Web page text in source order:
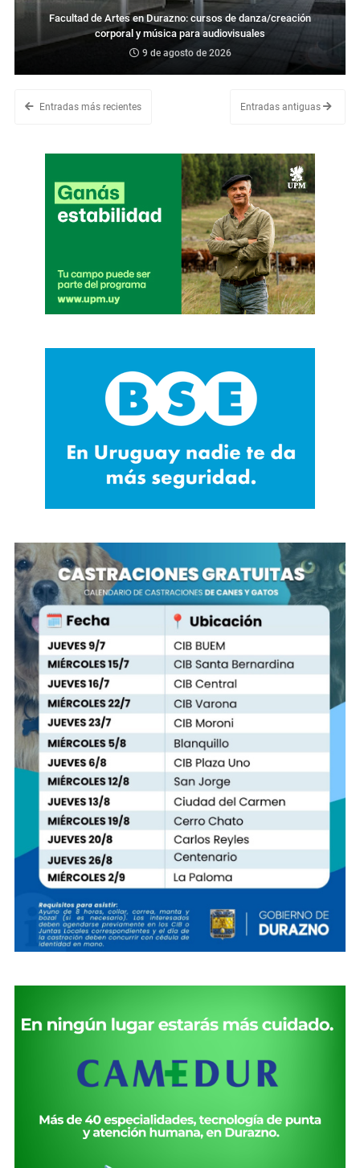
Facultad de Artes en Durazno: cursos de danza/creación
corporal y música para audiovisuales
9 de agosto de 2026
Entradas más recientes Entradas antiguas